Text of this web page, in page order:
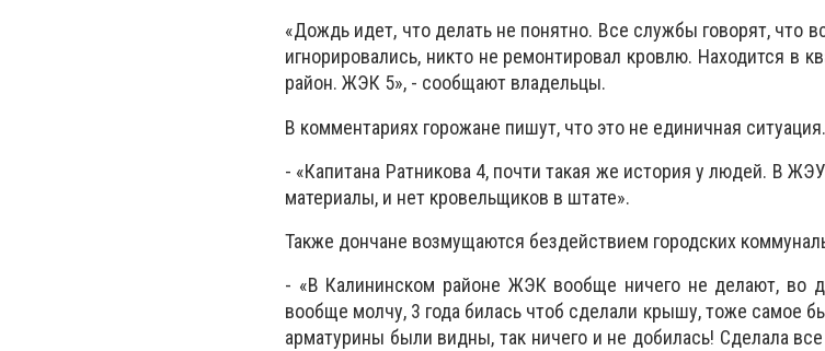
«Дождь идет, что делать не понятно. Все службы говорят, что
игнорировались, никто не ремонтировал кровлю. Находится в
район. ЖЭК 5», - сообщают владельцы.
В комментариях горожане пишут, что это не единичная ситуация.
- «Капитана Ратникова 4, почти такая же история у людей. В
материалы, и нет кровельщиков в штате».
Также дончане возмущаются бездействием городских
- «В Калининском районе ЖЭК вообще ничего не делают, во
вообще молчу, 3 года билась чтоб сделали крышу, тоже самое
арматурины были видны, так ничего и не добилась! Сделала